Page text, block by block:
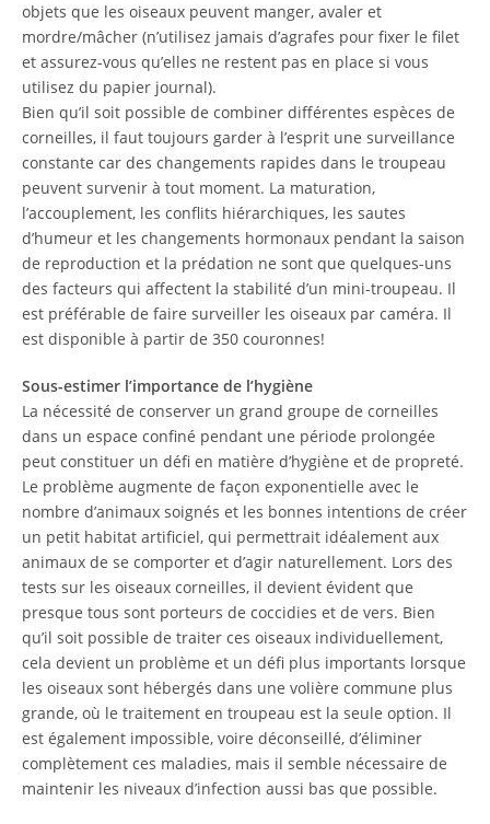
objets que les oiseaux peuvent manger, avaler et
mordre/mâcher (n’utilisez jamais d’agrafes pour fixer le filet
et assurez-vous qu’elles ne restent pas en place si vous
utilisez du papier journal).
Bien qu’il soit possible de combiner différentes espèces de
corneilles, il faut toujours garder à l’esprit une surveillance
constante car des changements rapides dans le troupeau
peuvent survenir à tout moment. La maturation,
l’accouplement, les conflits hiérarchiques, les sautes
d’humeur et les changements hormonaux pendant la saison
de reproduction et la prédation ne sont que quelques-uns
des facteurs qui affectent la stabilité d’un mini-troupeau. Il
est préférable de faire surveiller les oiseaux par caméra. Il
est disponible à partir de 350 couronnes!
Sous-estimer l’importance de l’hygiène
La nécessité de conserver un grand groupe de corneilles
dans un espace confiné pendant une période prolongée
peut constituer un défi en matière d’hygiène et de propreté.
Le problème augmente de façon exponentielle avec le
nombre d’animaux soignés et les bonnes intentions de créer
un petit habitat artificiel, qui permettrait idéalement aux
animaux de se comporter et d’agir naturellement. Lors des
tests sur les oiseaux corneilles, il devient évident que
presque tous sont porteurs de coccidies et de vers. Bien
qu’il soit possible de traiter ces oiseaux individuellement,
cela devient un problème et un défi plus importants lorsque
les oiseaux sont hébergés dans une volière commune plus
grande, où le traitement en troupeau est la seule option. Il
est également impossible, voire déconseillé, d’éliminer
complètement ces maladies, mais il semble nécessaire de
maintenir les niveaux d’infection aussi bas que possible.